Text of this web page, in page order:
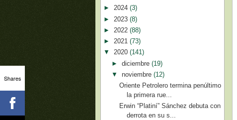
► 2024 (3)
► 2023 (8)
► 2022 (88)
► 2021 (73)
▼ 2020 (141)
► diciembre (19)
▼ noviembre (12)
Oriente Petrolero termina penúltimo
la primera rue...
Erwin “Platiní” Sánchez debuta con
derrota en su s...
Shares